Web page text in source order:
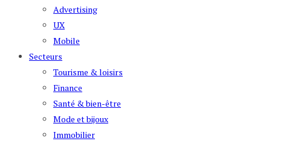
Advertising
UX
Mobile
Secteurs
Tourisme & loisirs
Finance
Santé & bien-être
Mode et bijoux
Immobilier